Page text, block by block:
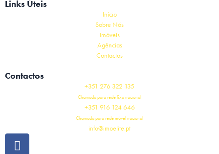
Links Úteis
Início
Sobre Nós
Imóveis
Agências
Contactos
Contactos
+351 276 322 135
Chamada para rede fixa nacional
+351 916 124 646
Chamada para rede móvel nacional
info@imoelite.pt